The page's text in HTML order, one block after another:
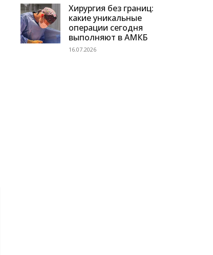
Хирургия без границ:
какие уникальные
операции сегодня
выполняют в АМКБ
16.07.2026